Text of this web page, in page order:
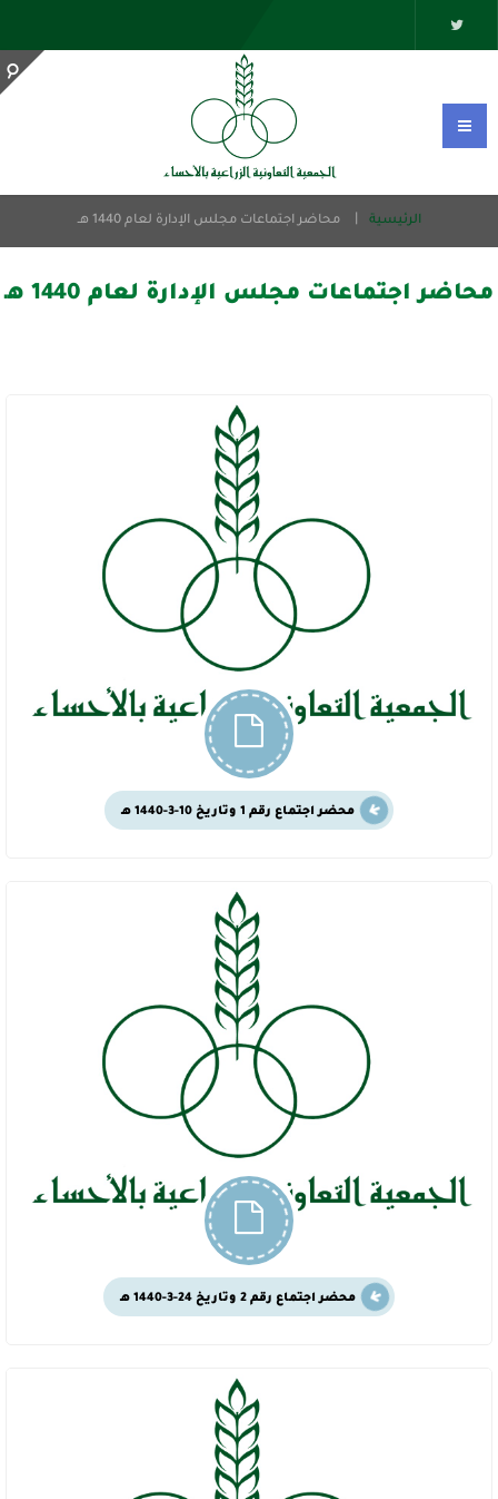
الرئيسية محاضر اجتماعات مجلس الإدارة لعام 1440 هـ
محاضر اجتماعات مجلس الإدارة لعام 1440 هـ
محضر اجتماع رقم 1 وتاريخ 10-3-1440 هـ
محضر اجتماع رقم 2 وتاريخ 24-3-1440 هـ